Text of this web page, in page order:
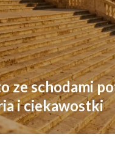
ze schodami
i ciekawostki